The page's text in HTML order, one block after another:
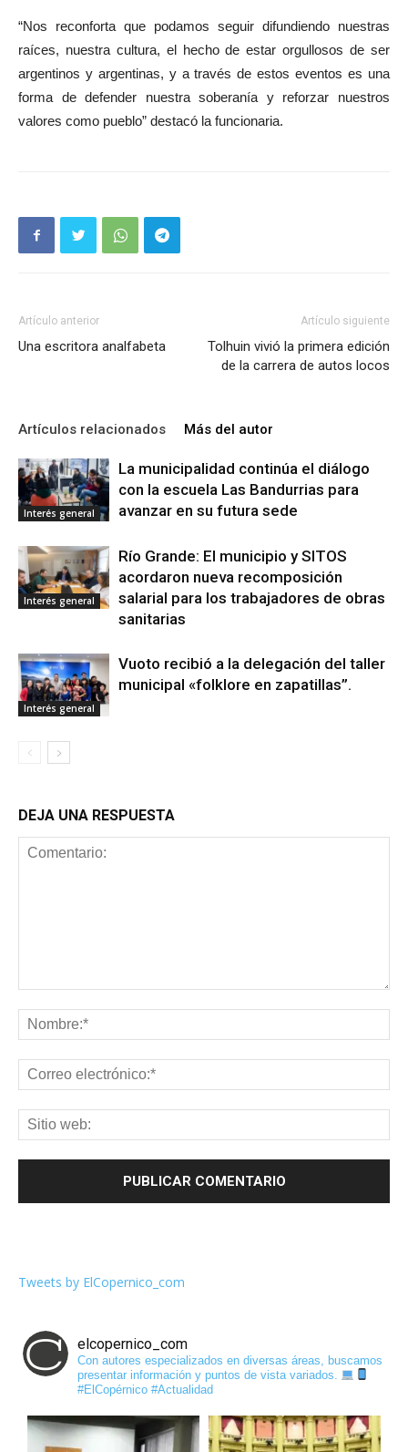
“Nos reconforta que podamos seguir difundiendo nuestras
raíces, nuestra cultura, el hecho de estar orgullosos de ser
argentinos y argentinas, y a través de estos eventos es una
forma de defender nuestra soberanía y reforzar nuestros
valores como pueblo” destacó la funcionaria.
Artículo anterior
Una escritora analfabeta
Artículo siguiente
Tolhuin vivió la primera edición
de la carrera de autos locos
Artículos relacionados Más del autor
Interés general
La municipalidad continúa el diálogo
con la escuela Las Bandurrias para
avanzar en su futura sede
Interés general
Río Grande: El municipio y SITOS
acordaron nueva recomposición
salarial para los trabajadores de obras
sanitarias
Interés general
Vuoto recibió a la delegación del taller
municipal «folklore en zapatillas”.
DEJA UNA RESPUESTA
Tweets by ElCopernico_com
elcopernico_com
Con autores especializados en diversas áreas, buscamos
presentar información y puntos de vista variados.
#ElCopérnico #Actualidad